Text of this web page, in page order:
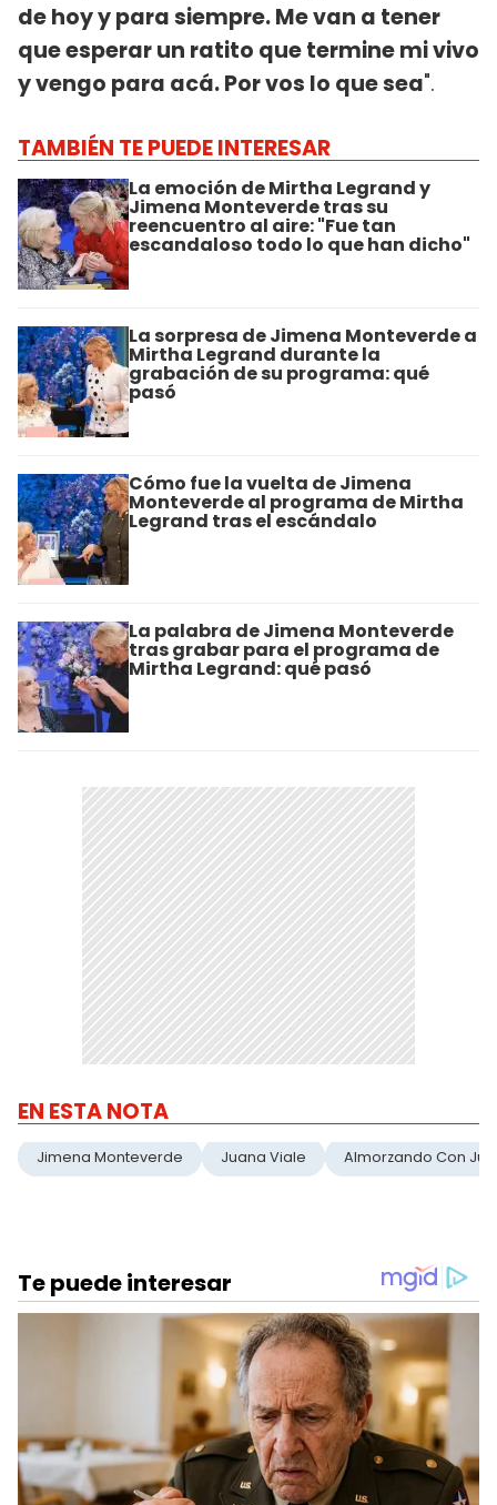
de hoy y para siempre. Me van a tener
que esperar un ratito que termine mi vivo
y vengo para acá. Por vos lo que sea".
TAMBIÉN TE PUEDE INTERESAR
La emoción de Mirtha Legrand y
Jimena Monteverde tras su
reencuentro al aire: "Fue tan
escandaloso todo lo que han dicho"
La sorpresa de Jimena Monteverde a
Mirtha Legrand durante la
grabación de su programa: qué
pasó
Cómo fue la vuelta de Jimena
Monteverde al programa de Mirtha
Legrand tras el escándalo
La palabra de Jimena Monteverde
tras grabar para el programa de
Mirtha Legrand: qué pasó
EN ESTA NOTA
Jimena Monteverde Juana Viale Almorzando Con